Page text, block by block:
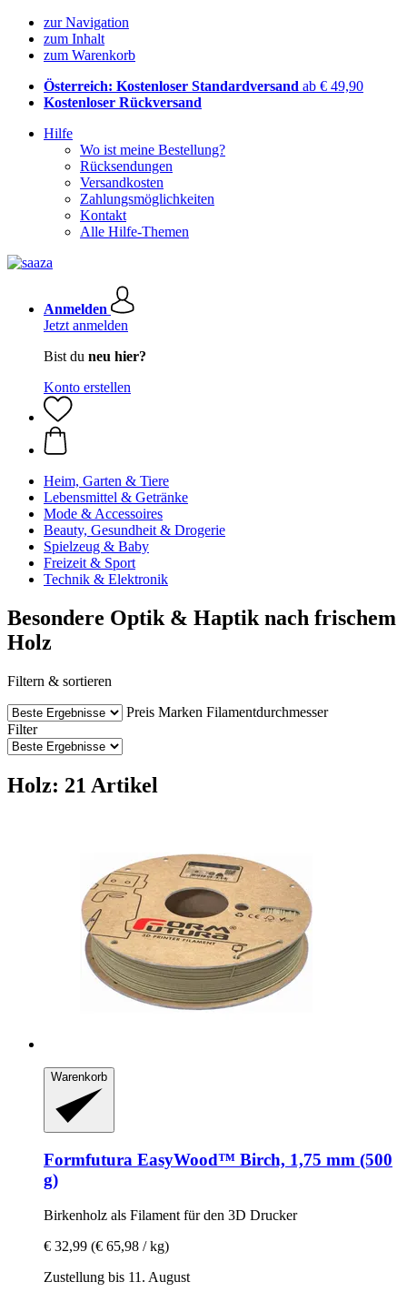
zur Navigation
zum Inhalt
zum Warenkorb
Österreich: Kostenloser Standardversand ab € 49,90
Kostenloser Rückversand
Hilfe
Wo ist meine Bestellung?
Rücksendungen
Versandkosten
Zahlungsmöglichkeiten
Kontakt
Alle Hilfe-Themen
Anmelden
Jetzt anmelden
Bist du neu hier?
Konto erstellen
Heim, Garten & Tiere
Lebensmittel & Getränke
Mode & Accessoires
Beauty, Gesundheit & Drogerie
Spielzeug & Baby
Freizeit & Sport
Technik & Elektronik
Besondere Optik & Haptik nach frischem
Holz
Filtern & sortieren
Preis Marken Filamentdurchmesser
Filter
Holz: 21 Artikel
Warenkorb
Formfutura EasyWood™ Birch, 1,75 mm (500
g)
Birkenholz als Filament für den 3D Drucker
€ 32,99 (€ 65,98 / kg)
Zustellung bis 11. August